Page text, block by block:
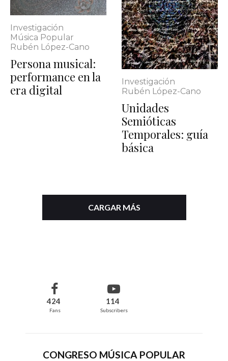
Investigación
Música Popular
Rubén López-Cano
Persona musical:
performance en la
era digital
Investigación
Rubén López-Cano
Unidades
Semióticas
Temporales: guía
básica
CARGAR MÁS
424
Fans
114
Subscribers
CONGRESO MÚSICA POPULAR